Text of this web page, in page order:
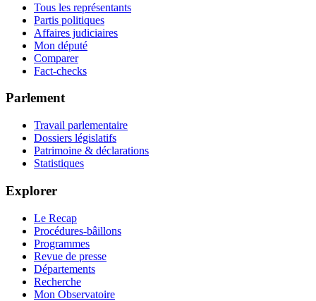
Tous les représentants
Partis politiques
Affaires judiciaires
Mon député
Comparer
Fact-checks
Parlement
Travail parlementaire
Dossiers législatifs
Patrimoine & déclarations
Statistiques
Explorer
Le Recap
Procédures-bâillons
Programmes
Revue de presse
Départements
Recherche
Mon Observatoire